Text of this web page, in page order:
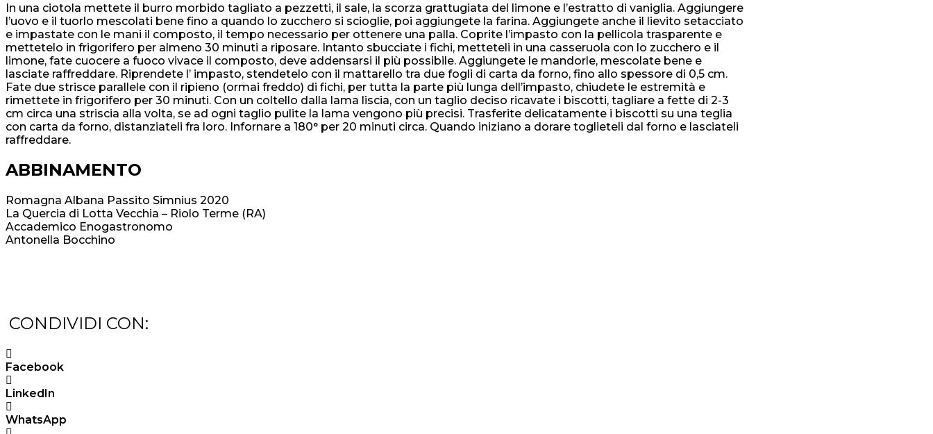
In una ciotola mettete il burro morbido tagliato a pezzetti, il sale, la scorza grattugiata del limone e l’estratto di vaniglia. Aggiungere
l’uovo e il tuorlo mescolati bene fino a quando lo zucchero si scioglie, poi aggiungete la farina. Aggiungete anche il lievito setacciato
e impastate con le mani il composto, il tempo necessario per ottenere una palla. Coprite l’impasto con la pellicola trasparente e
mettetelo in frigorifero per almeno 30 minuti a riposare. Intanto sbucciate i fichi, metteteli in una casseruola con lo zucchero e il
limone, fate cuocere a fuoco vivace il composto, deve addensarsi il più possibile. Aggiungete le mandorle, mescolate bene e
lasciate raffreddare. Riprendete l’ impasto, stendetelo con il mattarello tra due fogli di carta da forno, fino allo spessore di 0,5 cm.
Fate due strisce parallele con il ripieno (ormai freddo) di fichi, per tutta la parte più lunga dell’impasto, chiudete le estremità e
rimettete in frigorifero per 30 minuti. Con un coltello dalla lama liscia, con un taglio deciso ricavate i biscotti, tagliare a fette di 2-3
cm circa una striscia alla volta, se ad ogni taglio pulite la lama vengono più precisi. Trasferite delicatamente i biscotti su una teglia
con carta da forno, distanziateli fra loro. Infornare a 180° per 20 minuti circa. Quando iniziano a dorare toglieteli dal forno e lasciateli
raffreddare.
ABBINAMENTO
Romagna Albana Passito Simnius 2020
La Quercia di Lotta Vecchia – Riolo Terme (RA)
Accademico Enogastronomo
Antonella Bocchino
CONDIVIDI CON:
Facebook
LinkedIn
WhatsApp